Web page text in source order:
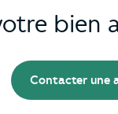
bien
Contacter une